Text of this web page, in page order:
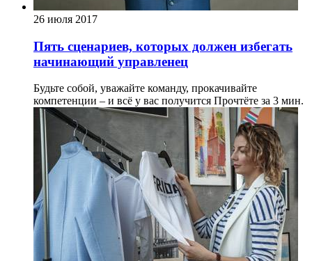
26 июля 2017
Пять сценариев, которых должен избегать
начинающий управленец
Будьте собой, уважайте команду, прокачивайте
компетенции – и всё у вас получится Прочтёте за 3 мин.